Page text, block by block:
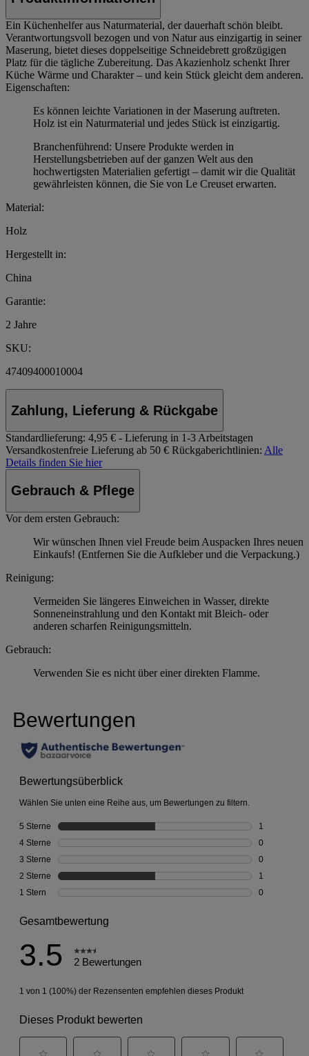
Ein Küchenhelfer aus Naturmaterial, der dauerhaft schön bleibt.
Verantwortungsvoll bezogen und von Natur aus einzigartig in seiner
Maserung, bietet dieses doppelseitige Schneidebrett großzügigen
Platz für die tägliche Zubereitung. Das Akazienholz schenkt Ihrer
Küche Wärme und Charakter – und kein Stück gleicht dem anderen.
Eigenschaften:
Es können leichte Variationen in der Maserung auftreten.
Holz ist ein Naturmaterial und jedes Stück ist einzigartig.
Branchenführend: Unsere Produkte werden in
Herstellungsbetrieben auf der ganzen Welt aus den
hochwertigsten Materialien gefertigt – damit wir die Qualität
gewährleisten können, die Sie von Le Creuset erwarten.
Material:
Holz
Hergestellt in:
China
Garantie:
2 Jahre
SKU:
47409400010004
Zahlung, Lieferung & Rückgabe
Standardlieferung: 4,95 € - Lieferung in 1-3 Arbeitstagen
Versandkostenfreie Lieferung ab 50 € Rückgaberichtlinien: Alle
Details finden Sie hier
Gebrauch & Pflege
Vor dem ersten Gebrauch:
Wir wünschen Ihnen viel Freude beim Auspacken Ihres neuen
Einkaufs! (Entfernen Sie die Aufkleber und die Verpackung.)
Reinigung:
Vermeiden Sie längeres Einweichen in Wasser, direkte
Sonneneinstrahlung und den Kontakt mit Bleich- oder
anderen scharfen Reinigungsmitteln.
Gebrauch:
Verwenden Sie es nicht über einer direkten Flamme.